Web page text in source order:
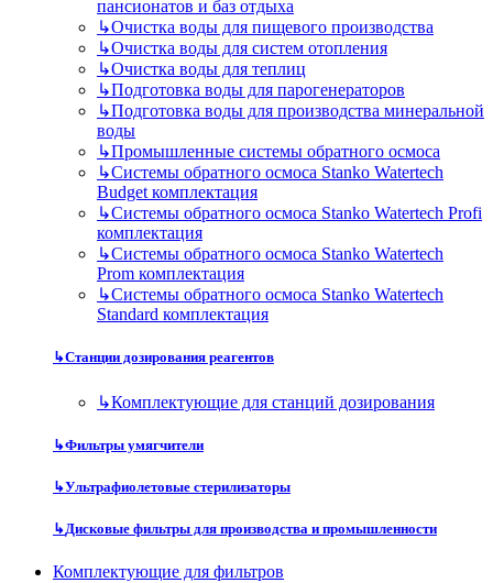
пансионатов и баз отдыха
↳Очистка воды для пищевого производства
↳Очистка воды для систем отопления
↳Очистка воды для теплиц
↳Подготовка воды для парогенераторов
↳Подготовка воды для производства минеральной
воды
↳Промышленные системы обратного осмоса
↳Системы обратного осмоса Stanko Watertech
Budget комплектация
↳Системы обратного осмоса Stanko Watertech Profi
комплектация
↳Системы обратного осмоса Stanko Watertech
Prom комплектация
↳Системы обратного осмоса Stanko Watertech
Standard комплектация
↳Станции дозирования реагентов
↳Комплектующие для станций дозирования
↳Фильтры умягчители
↳Ультрафиолетовые стерилизаторы
↳Дисковые фильтры для производства и промышленности
Комплектующие для фильтров